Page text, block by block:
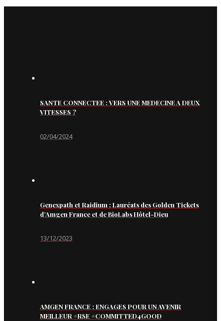
SANTE CONNECTEE : VERS UNE MEDECINE A DEUX
VITESSES ?
02/04/2024
Genexpath et Raidium : Lauréats des Golden Tickets
d’Amgen France et de BioLabs Hôtel-Dieu
13/12/2023
AMGEN FRANCE : ENGAGES POUR UN AVENIR
MEILLEUR #RSE #COMMITTED4GOOD